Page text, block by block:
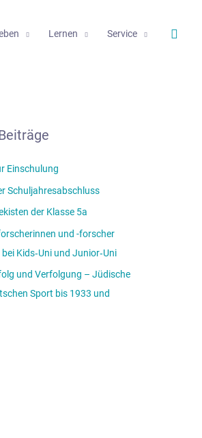
Lernen Service
Einschulung
Schuljahresabschluss
der Klasse 5a
und -forscher
Kids‑Uni und Junior‑Uni
und Verfolgung – Jüdische
Sport bis 1933 und